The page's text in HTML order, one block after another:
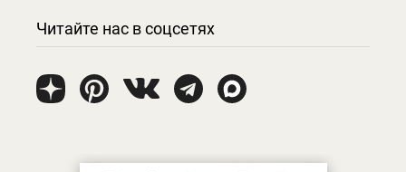
Читайте нас в соцсетях